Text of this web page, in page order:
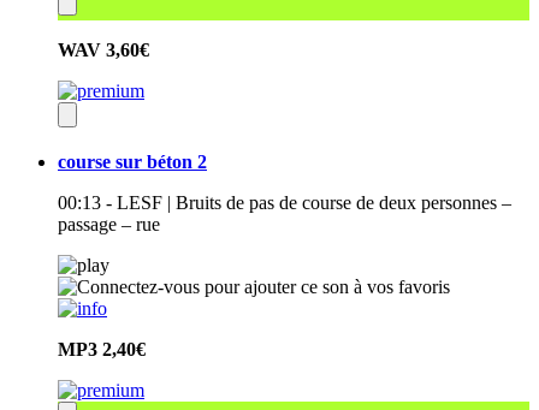
WAV 3,60€
course sur béton 2
00:13 - LESF | Bruits de pas de course de deux personnes –
passage – rue
MP3 2,40€